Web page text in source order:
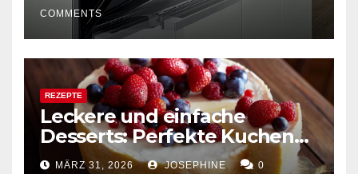
COMMENTS
REZEPTE
Leckere und einfache
Desserts: Perfekte Kuchen
mühelos backen
MÄRZ 31, 2026 JOSEPHINE 0